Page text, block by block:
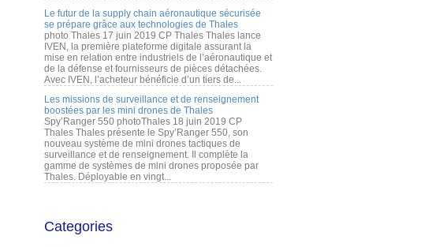
Le futur de la supply chain aéronautique sécurisée
se prépare grâce aux technologies de Thales
photo Thales 17 juin 2019 CP Thales Thales lance
IVEN, la première plateforme digitale assurant la
mise en relation entre industriels de l’aéronautique et
de la défense et fournisseurs de pièces détachées.
Avec IVEN, l’acheteur bénéficie d’un tiers de...
Les missions de surveillance et de renseignement
boostées par les mini drones de Thales
Spy’Ranger 550 photoThales 18 juin 2019 CP
Thales Thales présente le Spy’Ranger 550, son
nouveau système de mini drones tactiques de
surveillance et de renseignement. Il complète la
gamme de systèmes de mini drones proposée par
Thales. Déployable en vingt...
Categories